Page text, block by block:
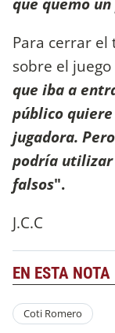
Para cerrar el
sobre el juego
que iba a
público quiere
jugadora.
podría utilizar
falsos".
J.C.C
EN ESTA NOTA
Coti Romero